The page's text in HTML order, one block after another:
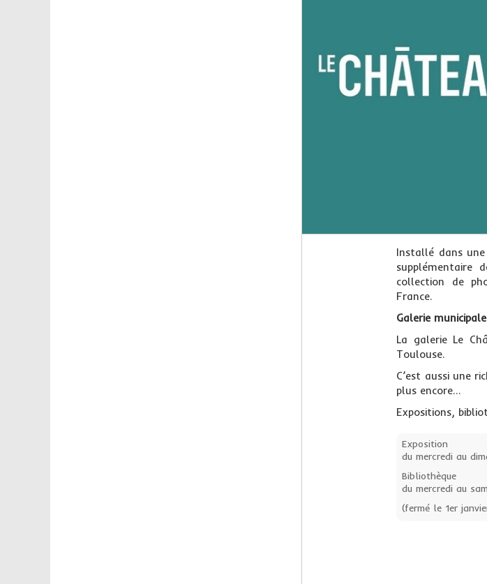
Installé dans
supplémentaire
collection de
France.
Galerie
La galerie Le
Toulouse.
C’est aussi une
plus encore…
Expositions,
Exposition
du mercredi au
Bibliothèque
du mercredi au
(fermé le 1er